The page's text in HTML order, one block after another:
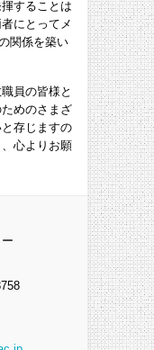
することは
にとってメ
関係を築い
員の皆様と
めのさまざ
存じますの
心よりお願